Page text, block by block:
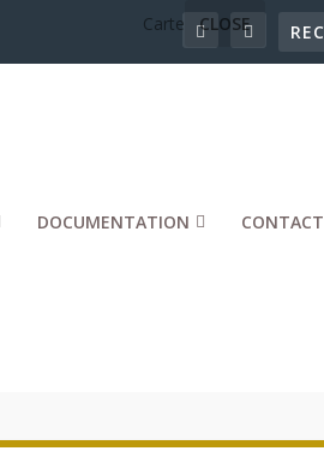
DOCUMENTATION CONTACT
Carte CLOSE